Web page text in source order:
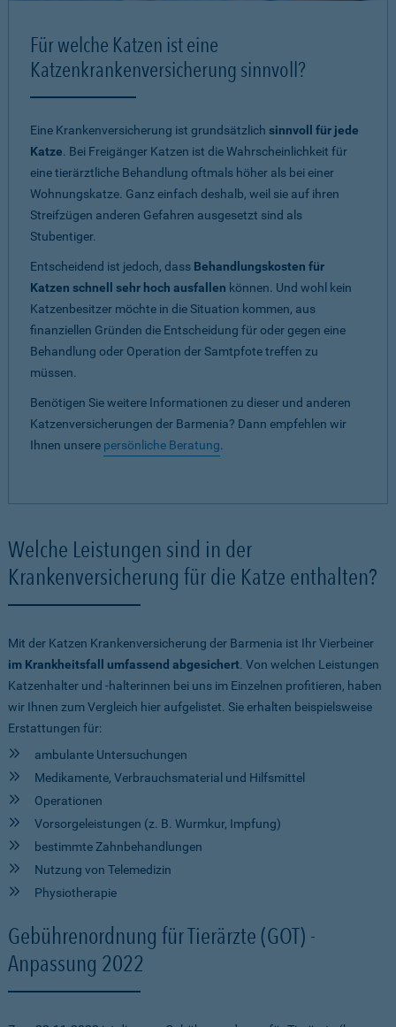
Für welche Katzen ist eine
Katzenkrankenversicherung sinnvoll?
Eine Krankenversicherung ist grundsätzlich sinnvoll für jede
Katze. Bei Freigänger Katzen ist die Wahrscheinlichkeit für
eine tierärztliche Behandlung oftmals höher als bei einer
Wohnungskatze. Ganz einfach deshalb, weil sie auf ihren
Streifzügen anderen Gefahren ausgesetzt sind als
Stubentiger.
Entscheidend ist jedoch, dass Behandlungskosten für
Katzen schnell sehr hoch ausfallen können. Und wohl kein
Katzenbesitzer möchte in die Situation kommen, aus
finanziellen Gründen die Entscheidung für oder gegen eine
Behandlung oder Operation der Samtpfote treffen zu
müssen.
Benötigen Sie weitere Informationen zu dieser und anderen
Katzenversicherungen der Barmenia? Dann empfehlen wir
Ihnen unsere persönliche Beratung.
Welche Leistungen sind in der
Krankenversicherung für die Katze enthalten?
Mit der Katzen Krankenversicherung der Barmenia ist Ihr Vierbeiner
im Krankheitsfall umfassend abgesichert. Von welchen Leistungen
Katzenhalter und -halterinnen bei uns im Einzelnen profitieren, haben
wir Ihnen zum Vergleich hier aufgelistet. Sie erhalten beispielsweise
Erstattungen für:
ambulante Untersuchungen
Medikamente, Verbrauchsmaterial und Hilfsmittel
Operationen
Vorsorgeleistungen (z. B. Wurmkur, Impfung)
bestimmte Zahnbehandlungen
Nutzung von Telemedizin
Physiotherapie
Gebührenordnung für Tierärzte (GOT) -
Anpassung 2022